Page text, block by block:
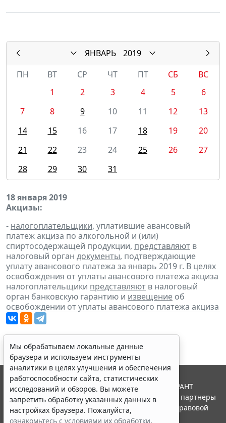
ЯНВАРЬ
2019
ПН
ВТ СР ЧТ ПТ СБ
ВС
1
2 3 4 5
6
7
8 9 10 11 12
13
14
15 16 17 18 19
20
21
22 23 24 25 26
27
28
29 30 31
18 января 2019
Акцизы:
- налогоплательщики, уплатившие авансовый
платеж акциза по алкогольной и (или)
спиртосодержащей продукции, представляют в
налоговый орган документы, подтверждающие
уплату авансового платежа за январь 2019 г. В целях
освобождения от уплаты авансового платежа акциза
налогоплательщики представляют в налоговый
орган банковскую гарантию и извещение об
освобождении от уплаты авансового платежа акциза
Мы обрабатываем локальные данные
браузера и используем инструменты
аналитики в целях улучшения и обеспечения
работоспособности сайта, статистических
исследований и обзоров. Вы можете
запретить обработку указанных данных в
настройках браузера. Пожалуйста,
ознакомьтесь с условиями их обработки.
© ООО "НПП "ГАРАНТ-СЕРВИС", 2026. Система ГАРАНТ
выпускается с 1990 года. Компания "Гарант" и ее партнеры
являются участниками Российской ассоциации правовой
информации ГАРАНТ.